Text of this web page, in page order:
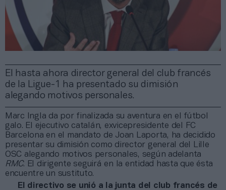
El hasta ahora director general del club francés
de la Ligue-1 ha presentado su dimisión
alegando motivos personales.
Marc Ingla da por finalizada su aventura en el fútbol
galo. El ejecutivo catalán, exvicepresidente del FC
Barcelona en el mandato de Joan Laporta, ha decidido
presentar su dimisión como director general del Lille
OSC alegando motivos personales, según adelanta
RMC. El dirigente seguirá en la entidad hasta que ésta
encuentre un sustituto.
El directivo se unió a la junta del club francés de